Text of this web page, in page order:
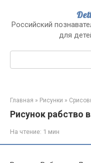
контенту
Российский
для
Поиск:
Главная » Рисунки »
Рисунок рабство
На чтение: 1 мин